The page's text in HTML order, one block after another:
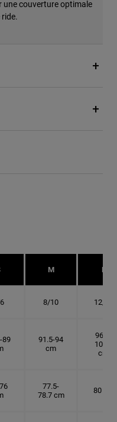
une couverture optimale
M L
8/10 12/14
89
91.5-94
cm
96.5-
101.5
cm
77.5-
78.7 cm
80 cm